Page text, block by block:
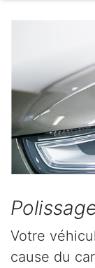
Votre
cause du